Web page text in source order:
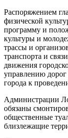
Распоряжением
физической
программу и
культуры и
трассы и
транспорта и
движения
управлению
города к
Администрации
обязаны
общественные
близлежащие